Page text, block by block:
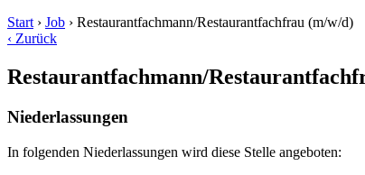
Start › Job › Restaurantfachmann/Restaurantfachfrau (m/w/d)
‹ Zurück
Restaurantfachmann/
Niederlassungen
In folgenden Niederlassungen wird diese Stelle angeboten: